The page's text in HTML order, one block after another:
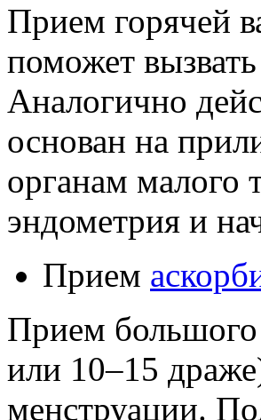
Прием горячей
поможет
Аналогично
основан на
органам малого
эндометрия и
Прием
Прием большого
или 10–15
менструации.